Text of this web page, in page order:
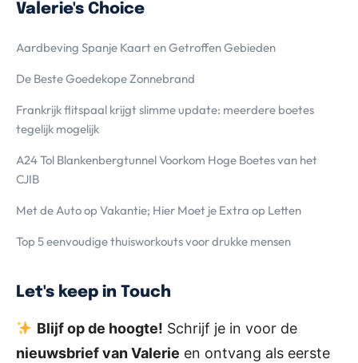
Valerie's Choice
Aardbeving Spanje Kaart en Getroffen Gebieden
De Beste Goedekope Zonnebrand
Frankrijk flitspaal krijgt slimme update: meerdere boetes
tegelijk mogelijk
A24 Tol Blankenbergtunnel Voorkom Hoge Boetes van het
CJIB
Met de Auto op Vakantie; Hier Moet je Extra op Letten
Top 5 eenvoudige thuisworkouts voor drukke mensen
Let's keep in Touch
Blijf op de hoogte! Schrijf je in voor de
nieuwsbrief van Valerie en ontvang als eerste